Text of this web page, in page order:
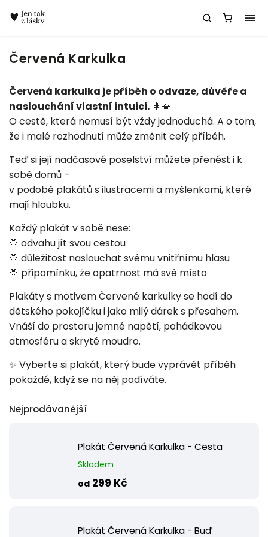
Červená Karkulka
Červená karkulka je příběh o odvaze, důvěře a
naslouchání vlastní intuici. 🌲🧺
O cestě, která nemusí být vždy jednoduchá. A o tom,
že i malé rozhodnutí může změnit celý příběh.
Teď si její nadčasové poselství můžete přenést i k
sobě domů –
v podobě plakátů s ilustracemi a myšlenkami, které
mají hloubku.
Každý plakát v sobě nese:
💛 odvahu jít svou cestou
💛 důležitost naslouchat svému vnitřnímu hlasu
💛 připomínku, že opatrnost má své místo
Plakáty s motivem Červené karkulky se hodí do
dětského pokojíčku i jako milý dárek s přesahem.
Vnáší do prostoru jemné napětí, pohádkovou
atmosféru a skryté moudro.
✨ Vyberte si plakát, který bude vyprávět příběh
pokaždé, když se na něj podíváte.
Nejprodávanější
Plakát Červená Karkulka - Cesta
Skladem
od 299 Kč
Plakát Červená Karkulka - Buď